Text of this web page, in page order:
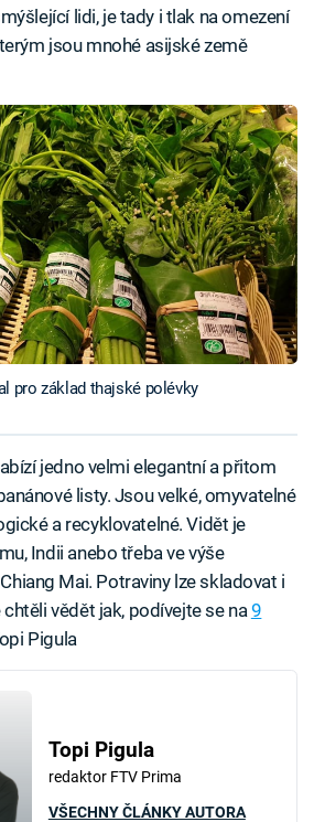
lidi, je tady i tlak na omezení
jsou mnohé asijské země
pro základ thajské polévky
jedno velmi elegantní a přitom
listy. Jsou velké, omyvatelné
a recyklovatelné. Vidět je
Indii anebo třeba ve výše
Mai. Potraviny lze skladovat i
vědět jak, podívejte se na9
Pigula
Topi Pigula
redaktor FTV Prima
VŠECHNY ČLÁNKY AUTORA